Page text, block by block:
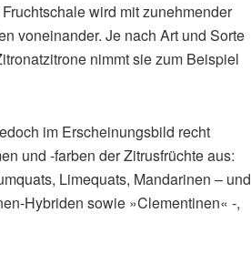
wird mit zunehmender
voneinander. Je nach Art und Sorte
nimmt sie zum Beispiel
im Erscheinungsbild recht
und -farben der Zitrusfrüchte aus:
Limequats, Mandarinen – und
Hybriden sowie »Clementinen« -,